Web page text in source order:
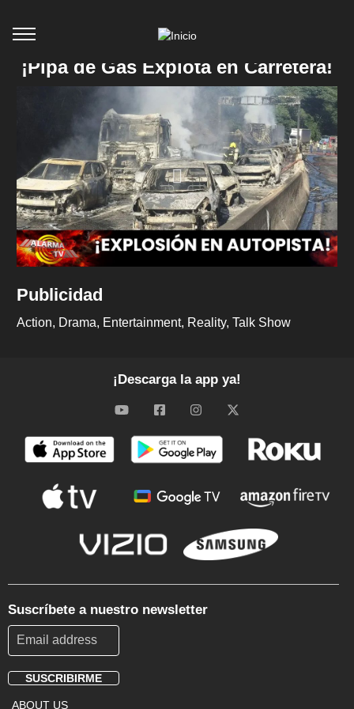
¡Pipa de Gas Explota en Carretera!
Publicidad
Action Drama Entertainment Reality Talk Show
¡Descarga la app ya!
Suscríbete a nuestro newsletter
SUSCRIBIRME
ABOUT US